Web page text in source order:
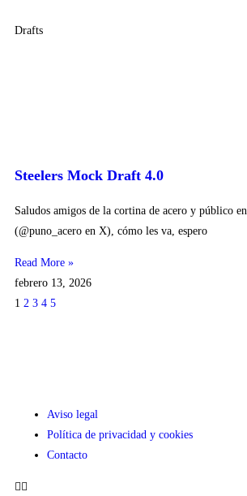
Drafts
Steelers Mock Draft 4.0
Saludos amigos de la cortina de acero y público
(@puno_acero en X), cómo les va, espero
Read More »
febrero 13, 2026
1 2 3 4 5
Aviso legal
Política de privacidad y cookies
Contacto